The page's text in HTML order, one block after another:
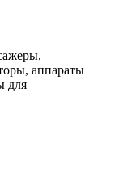
аппараты
для